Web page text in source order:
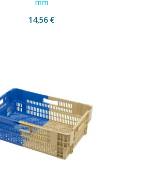
mm
14,56 €